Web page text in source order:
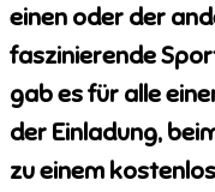
einen oder der
faszinierende
gab es für alle
der Einladung,
zu einem